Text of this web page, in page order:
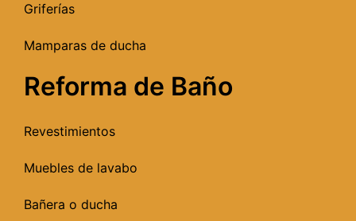
Griferías
Mamparas de ducha
Reforma de Baño
Revestimientos
Muebles de lavabo
Bañera o ducha